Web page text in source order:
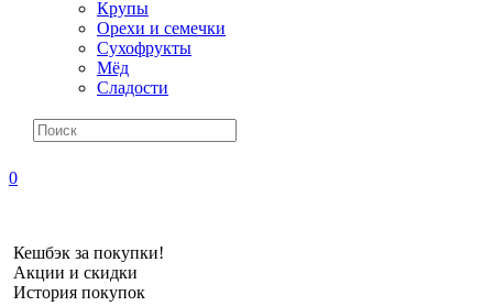
Крупы
Орехи и семечки
Сухофрукты
Мёд
Сладости
0
Кешбэк за покупки!
Акции и скидки
История покупок